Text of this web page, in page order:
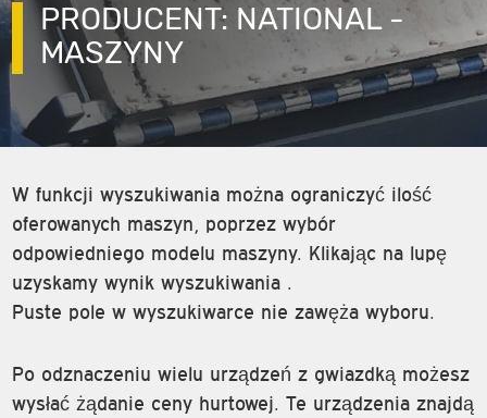
PRODUCENT: NATIONAL -
MASZYNY
W funkcji wyszukiwania można ograniczyć ilość
oferowanych maszyn, poprzez wybór
odpowiedniego modelu maszyny. Klikając na lupę
uzyskamy wynik wyszukiwania .
Puste pole w wyszukiwarce nie zawęża wyboru.
Po odznaczeniu wielu urządzeń z gwiazdką możesz
wysłać żądanie ceny hurtowej. Te urządzenia znajdą